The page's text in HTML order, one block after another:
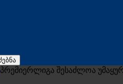
პრემიერლიგა შესაძლოა